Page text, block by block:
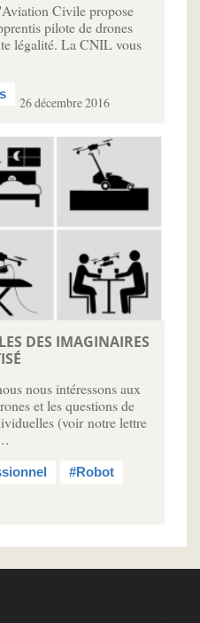
Civile propose
pilote de drones
légalité. La CNIL vous
26 décembre 2016
DES IMAGINAIRES
nous intéressons aux
et les questions de
(voir notre lettre
#Robot